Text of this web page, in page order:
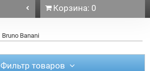
Корзина: 0
Bruno Banani
Фильтр товаров